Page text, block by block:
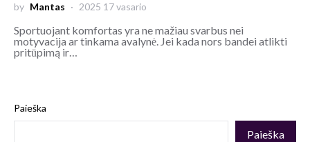
by Mantas 2025 17 vasario
Sportuojant komfortas yra ne mažiau svarbus nei
motyvacija ar tinkama avalynė. Jei kada nors bandei atlikti
pritūpimą ir…
Paieška
Paieška